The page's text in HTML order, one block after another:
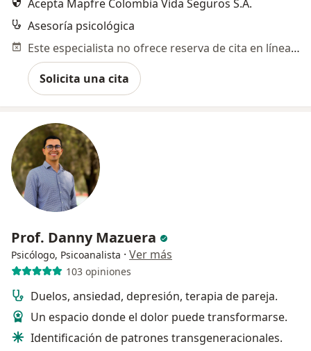
Acepta Mapfre Colombia Vida Seguros S.A.
Asesoría psicológica
Este especialista no ofrece reserva de cita en línea en esta dirección.
Solicita una cita
Prof. Danny Mazuera
Psicólogo, Psicoanalista · Ver más
103 opiniones
Duelos, ansiedad, depresión, terapia de pareja.
Un espacio donde el dolor puede transformarse.
Identificación de patrones transgeneracionales.